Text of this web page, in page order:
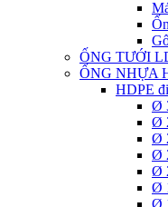
ỐNG TƯỚI
ỐNG NHỰA
HDPE
Ø
Ø
Ø
Ø
Ø
Ø